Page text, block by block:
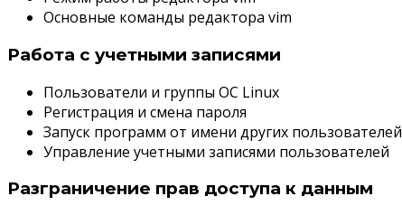
Основные команды редактора vim
Работа с учетными записями
Пользователи и группы OC Linux
Регистрация и смена пароля
Запуск программ от имени других пользователей
Управление учетными записями пользователей
Разграничение прав доступа к данным